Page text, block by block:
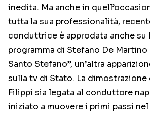
inedita. Ma anche in
tutta la sua professionalità,
conduttrice è approdata anche su
programma di Stefano De Martino
Santo Stefano”, un’altra
sulla tv di Stato. La dimostrazione
Filippi sia legata al conduttore
iniziato a muovere i primi passi